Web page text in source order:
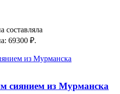
составляла
69300 ₽.
сиянием из Мурманска